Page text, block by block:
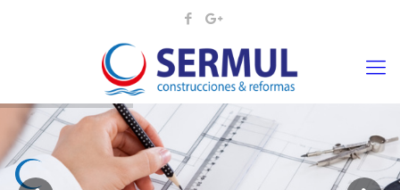
¡¡DAMOS VIDA A SUS